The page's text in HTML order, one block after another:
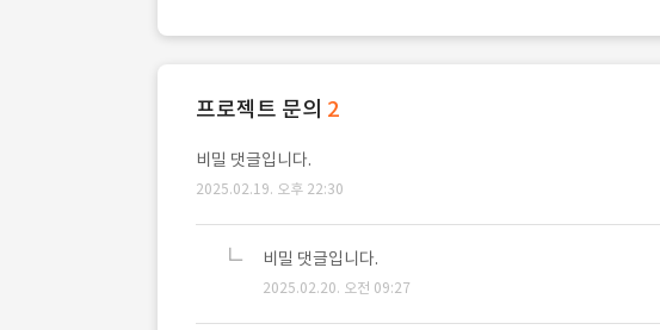
프로젝트 문의 2
비밀 댓글입니다.
2025.02.19. 오후 22:30
비밀 댓글입니다.
2025.02.20. 오전 09:27